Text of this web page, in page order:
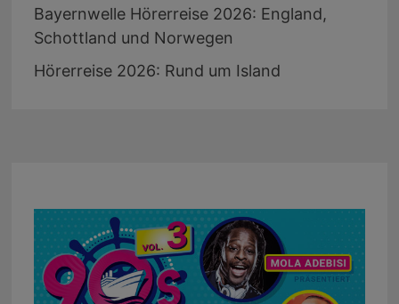
Bayernwelle Hörerreise 2026: England,
Schottland und Norwegen
Hörerreise 2026: Rund um Island